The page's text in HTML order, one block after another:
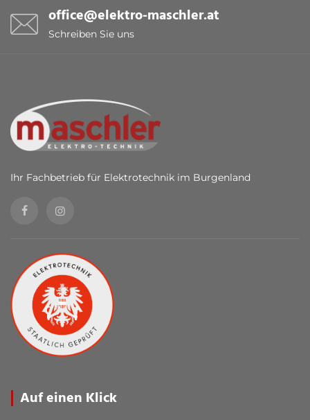
office@elektro-maschler.at
Schreiben Sie uns
Ihr Fachbetrieb für Elektrotechnik im Burgenland
Auf einen Klick